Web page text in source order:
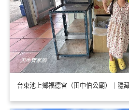
台東池上鄉福德宮（田中伯公廟）｜隱